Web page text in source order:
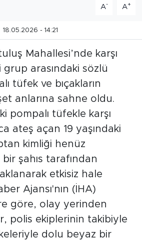
A- A+
18.05.2026 - 14:21
Mahallesi’nde karşı
grup arasındaki sözlü
tüfek ve bıçakların
anlarına sahne oldu.
pompalı tüfekle karşı
ateş açan 19 yaşındaki
kimliği henüz
şahıs tarafından
etkisiz hale
Ajansı'nın (İHA)
göre, olay yerinden
polis ekiplerinin takibiyle
dolu beyaz bir